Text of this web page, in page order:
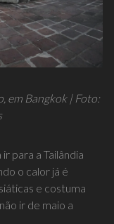
em Bangkok | Foto:
para a Tailândia
o calor já é
e costuma
ir de maio a